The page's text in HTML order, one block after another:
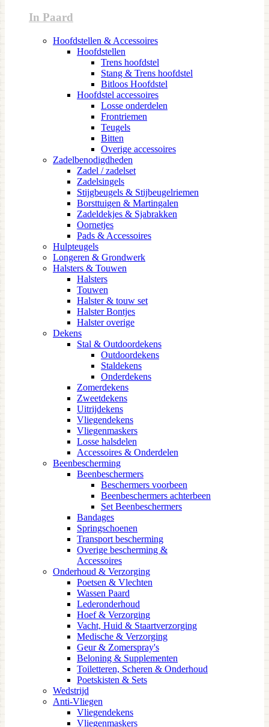
In Paard
Hoofdstellen & Accessoires
Hoofdstellen
Trens hoofdstel
Stang & Trens hoofdstel
Bitloos Hoofdstel
Hoofdstel accessoires
Losse onderdelen
Frontriemen
Teugels
Bitten
Overige accessoires
Zadelbenodigdheden
Zadel / zadelset
Zadelsingels
Stijgbeugels & Stijbeugelriemen
Borsttuigen & Martingalen
Zadeldekjes & Sjabrakken
Oornetjes
Pads & Accessoires
Hulpteugels
Longeren & Grondwerk
Halsters & Touwen
Halsters
Touwen
Halster & touw set
Halster Bontjes
Halster overige
Dekens
Stal & Outdoordekens
Outdoordekens
Staldekens
Onderdekens
Zomerdekens
Zweetdekens
Uitrijdekens
Vliegendekens
Vliegenmaskers
Losse halsdelen
Accessoires & Onderdelen
Beenbescherming
Beenbeschermers
Beschermers voorbeen
Beenbeschermers achterbeen
Set Beenbeschermers
Bandages
Springschoenen
Transport bescherming
Overige bescherming &
Accessoires
Onderhoud & Verzorging
Poetsen & Vlechten
Wassen Paard
Lederonderhoud
Hoef & Verzorging
Vacht, Huid & Staartverzorging
Medische & Verzorging
Geur & Zomerspray's
Beloning & Supplementen
Toiletteren, Scheren & Onderhoud
Poetskisten & Sets
Wedstrijd
Anti-Vliegen
Vliegendekens
Vliegenmaskers